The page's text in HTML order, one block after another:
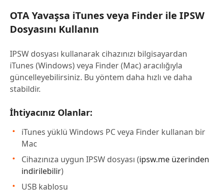
OTA Yavaşsa iTunes veya Finder ile IPSW
Dosyasını Kullanın
IPSW dosyası kullanarak cihazınızı bilgisayardan
iTunes (Windows) veya Finder (Mac) aracılığıyla
güncelleyebilirsiniz. Bu yöntem daha hızlı ve daha
stabildir.
İhtiyacınız Olanlar:
iTunes yüklü Windows PC veya Finder kullanan bir
Mac
Cihazınıza uygun IPSW dosyası (ipsw.me üzerinden
indirilebilir)
USB kablosu